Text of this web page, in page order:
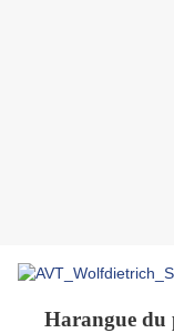
Harangue du